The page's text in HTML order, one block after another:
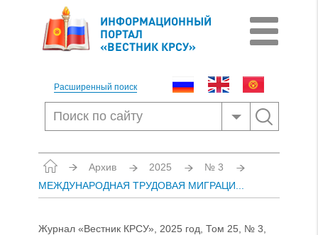
ИНФОРМАЦИОННЫЙ
ПОРТАЛ
«ВЕСТНИК КРСУ»
Расширенный поиск
Архив 2025
№ 3
МЕЖДУНАРОДНАЯ ТРУДОВАЯ МИГРАЦИ...
Журнал «Вестник КРСУ», 2025 год, Том 25, № 3,